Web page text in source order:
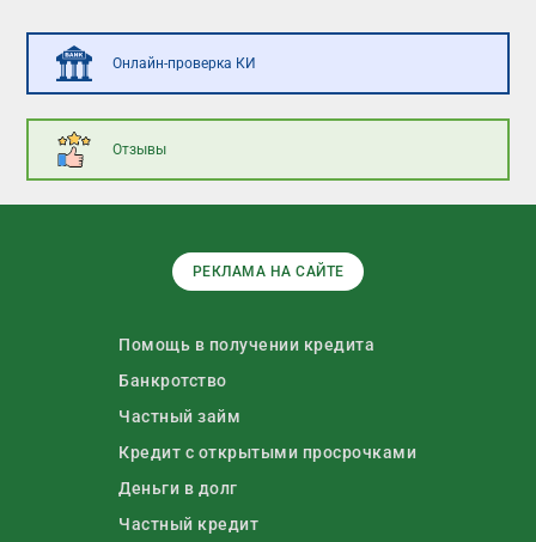
Онлайн-проверка КИ
Отзывы
РЕКЛАМА НА САЙТЕ
Помощь в получении кредита
Банкротство
Частный займ
Кредит с открытыми просрочками
Деньги в долг
Частный кредит